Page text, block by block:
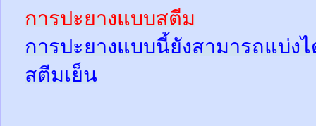
การปะยางแบบสตีม
การปะยางแบบนี้ยังสามารถแบ่ง
สตีมเย็น